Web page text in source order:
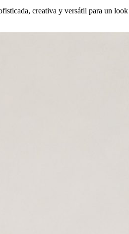
creativa y versátil para un